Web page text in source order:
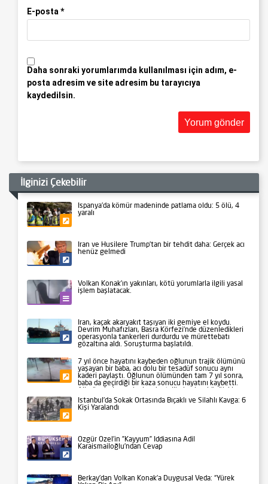
E-posta*
Daha sonraki yorumlarımda kullanılması için adım, e-
posta adresim ve site adresim bu tarayıcıya
kaydedilsin.
İlginizi Çekebilir
İspanya’da kömür madeninde patlama oldu: 5 ölü, 4
yaralı
İran ve Husilere Trump’tan bir tehdit daha: Gerçek acı
henüz gelmedi
Volkan Konak’ın yakınları, kötü yorumlarla ilgili yasal
işlem başlatacak.
Siyaset
İran, kaçak akaryakıt taşıyan iki gemiye el koydu.
Devrim Muhafızları, Basra Körfezi’nde düzenledikleri
operasyonla tankerleri durdurdu ve mürettebatı
gözaltına aldı. Soruşturma başlatıldı.
Gündem
7 yıl önce hayatını kaybeden oğlunun trajik ölümünü
yaşayan bir baba, acı dolu bir tesadüf sonucu aynı
kaderi paylaştı. Oğlunun ölümünden tam 7 yıl sonra,
baba da geçirdiği bir kaza sonucu hayatını kaybetti.
Aile üyeleri ve yakınları, bu talihsiz olayı büyük bir
üzüntüyle karşıladı.
İstanbul’da Sokak Ortasında Bıçaklı ve Silahlı Kavga: 6
Kişi Yaralandı
Özgür Özel’in ”Kayyum” İddiasına Adil
Karaismailoğlu’ndan Cevap
Berkay’dan Volkan Konak’a Duygusal Veda: “Yürek